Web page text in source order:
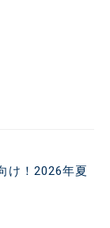
け！2026年夏